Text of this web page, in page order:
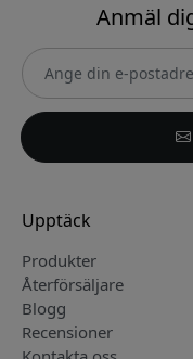
Anmäl
Upptäck
Produkter
Återförsäljare
Blogg
Recensioner